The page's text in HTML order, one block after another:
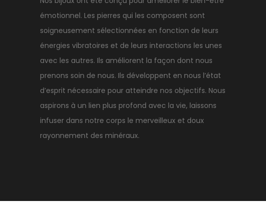
émotionnel. Les pierres qui les composent sont
soigneusement sélectionnées en fonction de leurs
énergies vibratoires et de leurs interactions les unes
avec les autres. Ils améliorent la façon dont nous
prenons soin de nous. Ils développent en nous l’état
d’esprit nécessaire pour atteindre nos objectifs. Nous
aspirons à un lien plus profond avec la vie, laissons
infuser dans notre corps le merveilleux et doux
rayonnement des minéraux.